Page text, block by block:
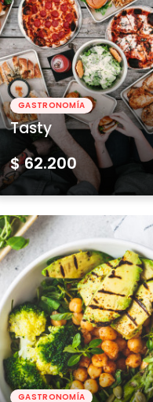
GASTRONOMÍA
Tasty
$ 62.200
GASTRONOMÍA